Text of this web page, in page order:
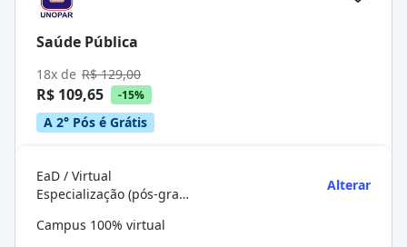
Saúde Pública
18x de R$ 129,00
R$ 109,65 -15%
A 2° Pós é Grátis
EaD / Virtual
Especialização (pós-graduação)
Alterar
Campus 100% virtual